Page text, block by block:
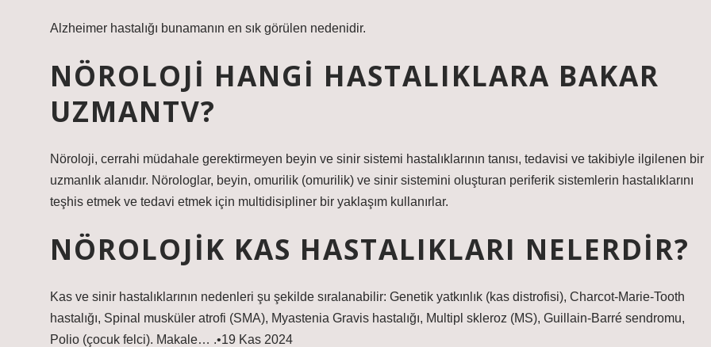
Alzheimer hastalığı bunamanın en sık görülen nedenidir.
NÖROLOJI HANGI HASTALIKLARA BAKAR
UZMANTV?
Nöroloji, cerrahi müdahale gerektirmeyen beyin ve sinir sistemi hastalıklarının tanısı, tedavisi ve takibiyle ilgilenen bir
uzmanlık alanıdır. Nörologlar, beyin, omurilik (omurilik) ve sinir sistemini oluşturan periferik sistemlerin hastalıklarını
teşhis etmek ve tedavi etmek için multidisipliner bir yaklaşım kullanırlar.
NÖROLOJIK KAS HASTALIKLARI NELERDIR?
Kas ve sinir hastalıklarının nedenleri şu şekilde sıralanabilir: Genetik yatkınlık (kas distrofisi), Charcot-Marie-Tooth
hastalığı, Spinal musküler atrofi (SMA), Myastenia Gravis hastalığı, Multipl skleroz (MS), Guillain-Barré sendromu,
Polio (çocuk felci). Makale… .•19 Kas 2024